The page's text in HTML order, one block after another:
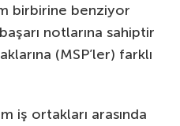
birbirine benziyor
notlarına sahiptir
(MSP’ler) farklı
iş ortakları arasında